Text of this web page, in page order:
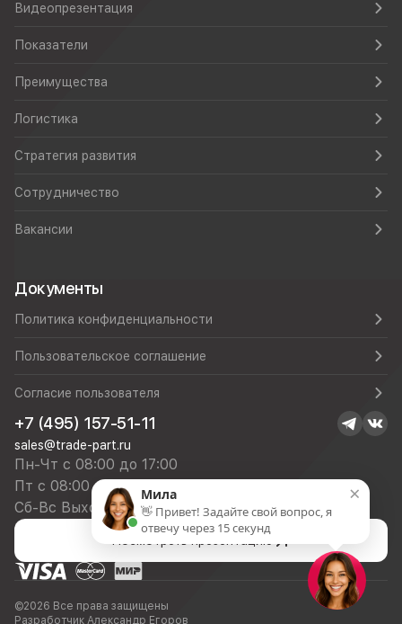
Видеопрезентация
Показатели
Преимущества
Логистика
Стратегия развития
Сотрудничество
Вакансии
Документы
Политика конфиденциальности
Пользовательское соглашение
Согласие пользователя
+7 (495) 157-51-11
sales@trade-part.ru
Пн-Чт с 08:00 до 17:00
Пт с 08:00 до 16:00
Сб-Вс Выходной
©2026 Все права защищены
Разработчик Александр Егоров
×
Мила
👋 Привет! Задайте свой вопрос, я
отвечу через 15 секунд